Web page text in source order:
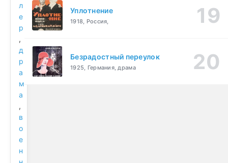
л
е
р
,
д
р
а
м
а
,
в
о
е
н
Уплотнение
1918, Россия,
Безрадостный переулок
1925, Германия, драма